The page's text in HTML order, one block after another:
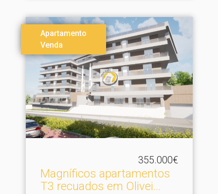
Apartamento
Venda
355.000€
Magníficos apartamentos
T3 recuados em Olivei.​..